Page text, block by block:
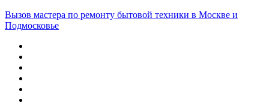
Вызов мастера по ремонту бытовой техники в Москве и
Подмосковье